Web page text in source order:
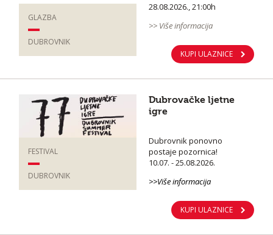
GLAZBA
DUBROVNIK
28.08.2026., 21:00h
>> Više informacija
KUPI ULAZNICE
FESTIVAL
DUBROVNIK
Dubrovačke ljetne
igre
Dubrovnik ponovno
postaje pozornica!
10.07. - 25.08.2026.
>>Više informacija
KUPI ULAZNICE